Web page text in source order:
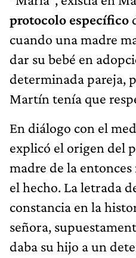
protocolo específico
cuando una madre
dar su bebé en
determinada pareja,
Martín tenía que
En diálogo con el
explicó el origen del
madre de la
el hecho. La letrada
constancia en la
señora,
daba su hijo a un